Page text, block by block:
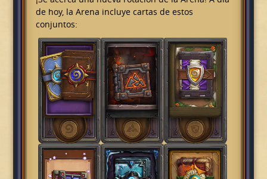
de hoy, la Arena incluye cartas de estos
conjuntos: